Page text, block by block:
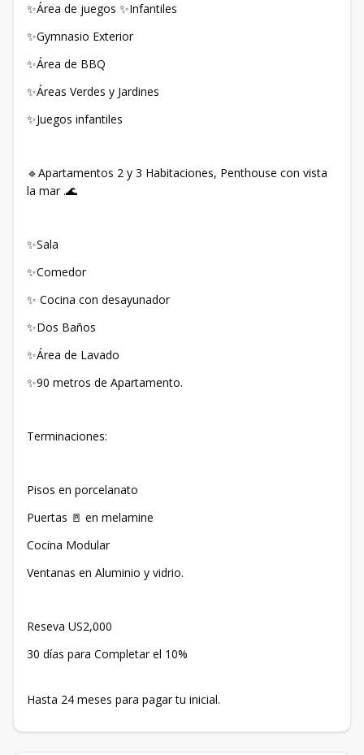
✨Área de juegos ✨Infantiles
✨Gymnasio Exterior
✨Área de BBQ
✨Áreas Verdes y Jardines
✨Juegos infantiles
🔹Apartamentos 2 y 3 Habitaciones, Penthouse con vista
la mar .🌊
✨Sala
✨Comedor
✨ Cocina con desayunador
✨Dos Baños
✨Área de Lavado
✨90 metros de Apartamento.
Terminaciones:
Pisos en porcelanato
Puertas 🚪 en melamine
Cocina Modular
Ventanas en Aluminio y vidrio.
Reseva US2,000
30 días para Completar el 10%
Hasta 24 meses para pagar tu inicial.